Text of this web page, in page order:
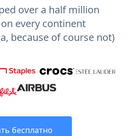
over a half million
every continent
because of course not)
бесплатно